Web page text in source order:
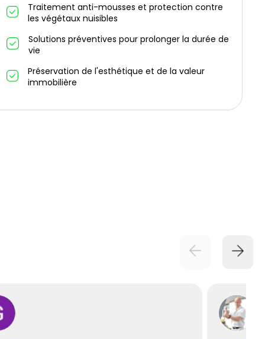
Traitement anti-mousses et protection contre
les végétaux nuisibles
Solutions préventives pour prolonger la durée de
vie
Préservation de l'esthétique et de la valeur
immobilière